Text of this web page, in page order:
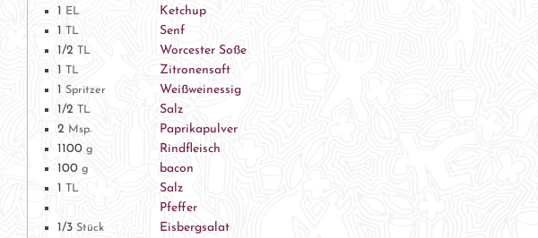
1 EL
Ketchup
1
TL
Senf
1/2
TL
Worcester Soße
1
TL
Zitronensaft
1 Spritzer
Weißweinessig
1/2
TL
Salz
2 Msp.
Paprikapulver
1100 g
Rindfleisch
100 g
bacon
1
TL
Salz
Pfeffer
1/3 Stück
Eisbergsalat